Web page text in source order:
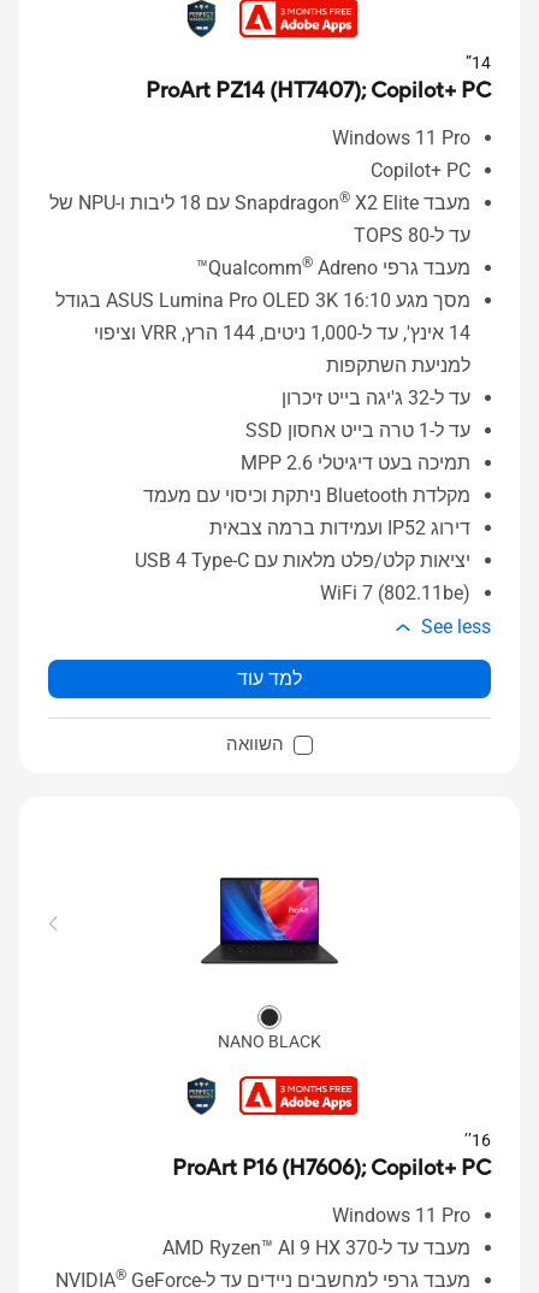
14”
ProArt PZ14 (HT7407);Copilot+ PC
Windows 11 Pro
Copilot+ PC
מעבד Snapdragon
®
X2 Elite עם 18 ליבות ו-NPU של
עד ל-80 TOPS
מעבד גרפי Qualcomm
® Adreno™
מסך מגע ASUS Lumina Pro OLED 3K 16:10 בגודל
14 אינץ', עד ל-1,000 ניטים, 144 הרץ, VRR וציפוי
למניעת השתקפות
עד ל-32 ג'יגה בייט זיכרון
עד ל-1 טרה בייט אחסון SSD
תמיכה בעט דיגיטלי MPP 2.6
מקלדת Bluetooth ניתקת וכיסוי עם מעמד
דירוג IP52 ועמידות ברמה צבאית
יציאות קלט/פלט מלאות עם USB 4 Type-C
WiFi 7 (802.11be)
See less
למד עוד
השוואה
NANO BLACK
16’’
ProArt P16 (H7606);Copilot+ PC
Windows 11 Pro
מעבד עד ל-AMD Ryzen™‎ AI 9 HX 370
מעבד גרפי למחשבים ניידים עד ל-NVIDIA
® ‎ GeForce